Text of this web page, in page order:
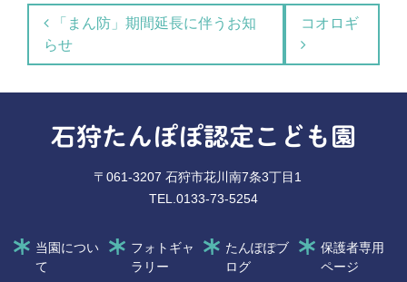
投稿ナビゲーション
「まん防」期間延長に伴うお知
らせ
コオロギ
石狩たんぽぽ認定こども園
〒061-3207 石狩市花川南7条3丁目1
TEL.0133-73-5254
当園につい
て
フォトギャ
ラリー
たんぽぽブ
ログ
保護者専用
ページ